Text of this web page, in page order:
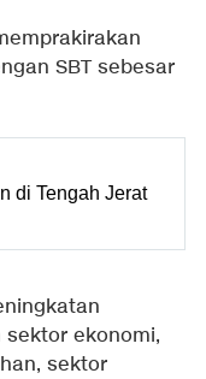
SBT sebesar
di Tengah Jerat
ekonomi,
sektor